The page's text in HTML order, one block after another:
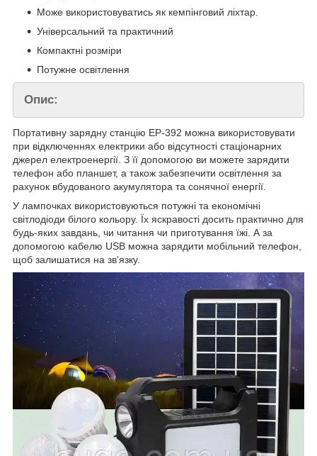
Може використовуватись як кемпінговий ліхтар.
Універсальний та практичний
Компактні розміри
Потужне освітлення
Опис:
Портативну зарядну станцію ЕР-392 можна використовувати
при відключеннях електрики або відсутності стаціонарних
джерел електроенергії. З її допомогою ви можете зарядити
телефон або планшет, а також забезпечити освітлення за
рахунок вбудованого акумулятора та сонячної енергії.
У лампочках використовуються потужні та економічні
світлодіоди білого кольору. Їх яскравості досить практично для
будь-яких завдань, чи читання чи приготування їжі. А за
допомогою кабелю USB можна зарядити мобільний телефон,
щоб залишатися на зв'язку.